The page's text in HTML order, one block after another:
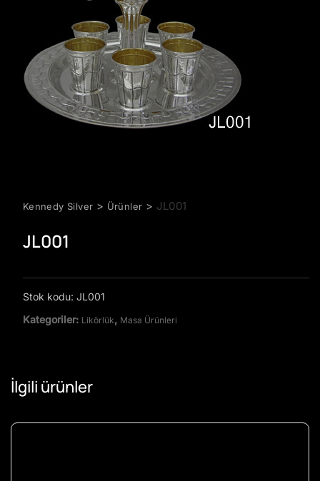
Kennedy Silver > Ürünler > JL001
JL001
Stok kodu: JL001
Kategoriler: Likörlük, Masa Ürünleri
İlgili ürünler